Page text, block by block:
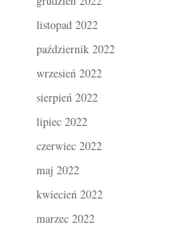
listopad 2022
październik 2022
wrzesień 2022
sierpień 2022
lipiec 2022
czerwiec 2022
maj 2022
kwiecień 2022
marzec 2022